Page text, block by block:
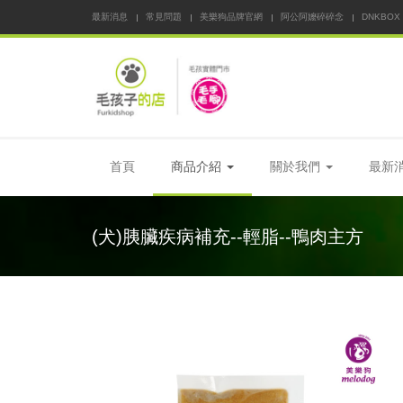
最新消息 常見問題 美樂狗品牌官網 阿公阿嬤碎碎念 DNKBOX
首頁 商品介紹 關於我們 最新
(犬)胰臟疾病補充--輕脂--鴨肉主方